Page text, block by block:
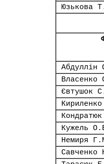
Юзькова
Абдуллін
Власенко
Євтушок
Кужель
Немиря
Савченко